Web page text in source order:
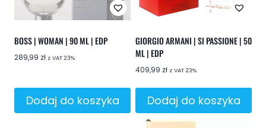
BOSS | WOMAN | 90 ML | EDP
289,99 zł z VAT 23%
Dodaj do koszyka
GIORGIO ARMANI | SI PASSIONE | 50
ML | EDP
409,99 zł z VAT 23%
Dodaj do koszyka